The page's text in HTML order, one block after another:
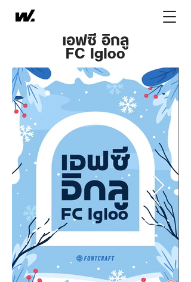
เอฟซี อิกลู
FC Igloo